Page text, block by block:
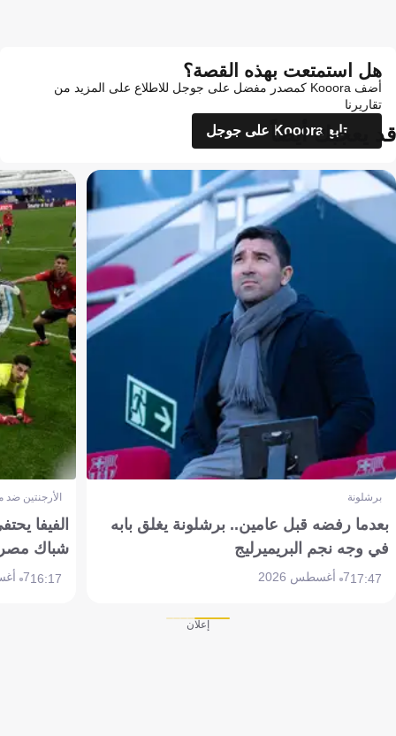
هل استمتعت بهذه القصة؟
أضف Kooora كمصدر مفضل على جوجل للاطلاع على المزيد من
تقاريرنا
تابع Kooora على جوجل
قد يعجبك أيضاً
برشلونة
بعدما رفضه قبل عامين.. برشلونة يغلق بابه
في وجه نجم البريميرليج
17:477 أغسطس 2026
الأرجنتين
الفيفا
شباك
16:177 أغسطس 2026
إعلان